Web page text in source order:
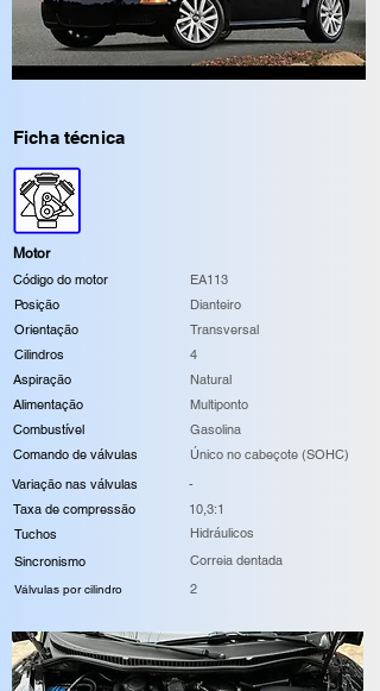
Ficha técnica
Motor
Código do motor
EA113
Posição
Dianteiro
Orientação
Transversal
Cilindros
4
Aspiração
Natural
Alimentação
Multiponto
Combustível
Gasolina
Comando de válvulas
Único no cabeçote (SOHC)
Variação nas válvulas
-
Taxa de compressão
10,3:1
Tuchos
Hidráulicos
Sincronismo
Correia dentada
Válvulas por cilindro 2